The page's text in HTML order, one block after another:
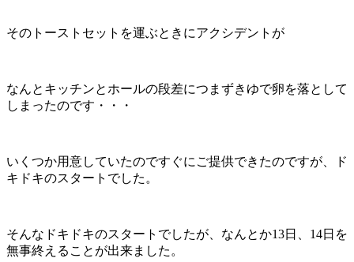
そのトーストセットを運ぶときにアクシデントが
なんとキッチンとホールの段差につまずきゆで卵を落として
しまったのです・・・
いくつか用意していたのですぐにご提供できたのですが、ド
キドキのスタートでした。
そんなドキドキのスタートでしたが、なんとか13日、14日を
無事終えることが出来ました。